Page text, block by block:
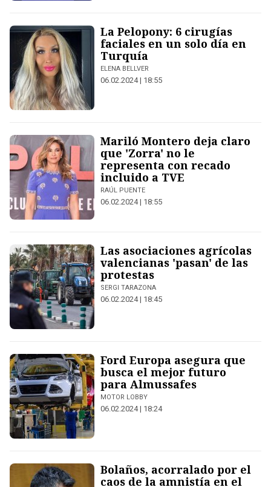
La Pelopony: 6 cirugías
faciales en un solo día en
Turquía
ELENA BELLVER
06.02.2024 | 18:55
Mariló Montero deja claro
que 'Zorra' no le
representa con recado
incluido a TVE
RAÚL PUENTE
06.02.2024 | 18:55
Las asociaciones agrícolas
valencianas 'pasan' de las
protestas
SERGI TARAZONA
06.02.2024 | 18:45
Ford Europa asegura que
busca el mejor futuro
para Almussafes
MOTOR LOBBY
06.02.2024 | 18:24
Bolaños, acorralado por el
caos de la amnistía en el